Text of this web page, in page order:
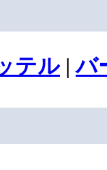
テル|バ